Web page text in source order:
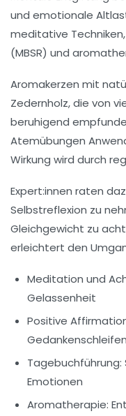
und emotionale
meditative
(MBSR) und
Aromakerzen mit
Zedernholz, die von
beruhigend
Atemübungen
Wirkung wird durch
Expert:innen raten
Selbstreflexion zu
Gleichgewicht zu
erleichtert den
Meditation und
Gelassenheit
Positive
Gedankenschleifen
Tagebuchführung:
Emotionen
Aromatherapie: